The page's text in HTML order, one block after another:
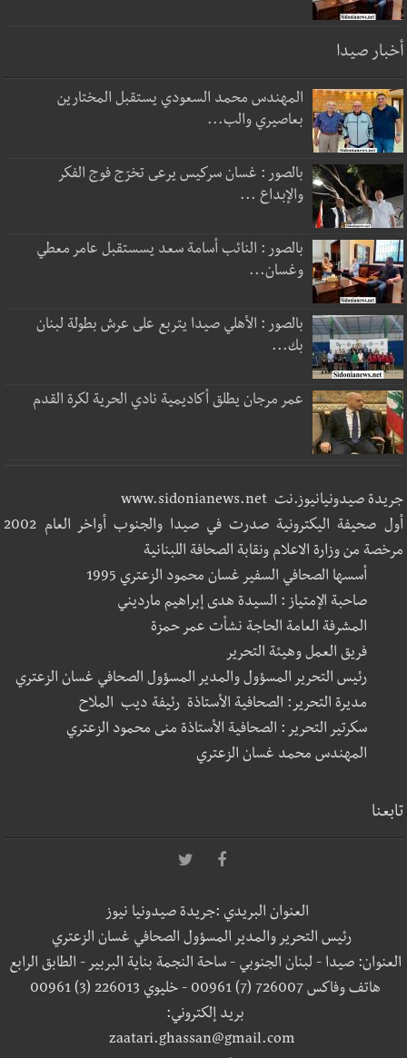
أخبار صيدا
المهندس محمد السعودي يستقبل المختارين
بعاصيري والب...
بالصور : غسان سركيس يرعى تخرّج فوج الفكر
والإبداع ...
بالصور : النائب أسامة سعد يسستقبل عامر معطي
وغسان...
بالصور : الأهلي صيدا يتربع على عرش بطولة لبنان
بك...
عمر مرجان يطلق أكاديمية نادي الحرية لكرة القدم
جريدة صيدونيانيوز.نت www.sidonianews.net
أول صحيفة اليكترونية صدرت في صيدا والجنوب أواخر العام 2002
مرخصة من وزارة الاعلام ونقابة الصحافة اللبنانية
أسسها الصحافي السفير غسان محمود الزعتري 1995
صاحبة الإمتياز : السيدة هدى إبراهيم مارديني
المشرفة العامة الحاجة نشأت عمر حمزة
فريق العمل وهيئة التحرير
رئيس التحرير المسؤول والمدير المسؤول الصحافي غسان الزعتري
مديرة التحرير: الصحافية الأستاذة رئيفة ديب الملاح
سكرتير التحرير : الصحافية الأستاذة منى محمود الزعتري
المهندس محمد غسان الزعتري
تابعنا
العنوان البريدي :جريدة صيدونيا نيوز
رئيس التحرير والمدير المسؤول الصحافي غسان الزعتري
العنوان: صيدا - لبنان الجنوبي - ساحة النجمة بناية البربير - الطابق الرابع
هاتف وفاكس 726007 (7) 00961 - خليوي 226013 (3) 00961
بريد إلكتروني:
zaatari.ghassan@gmail.com